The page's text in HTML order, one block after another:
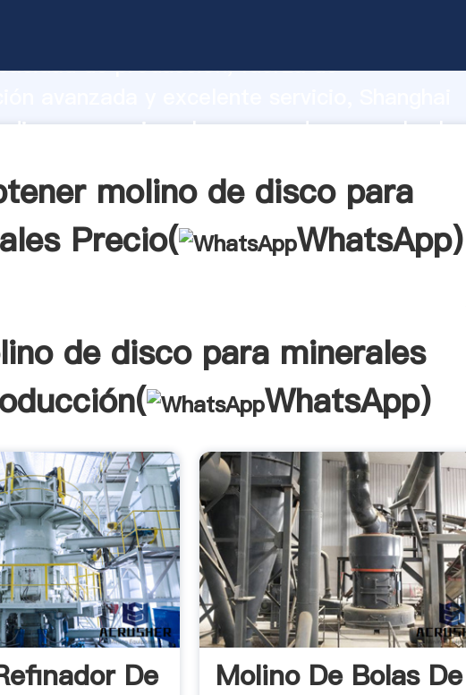
de producción, fuerza de
disco para minerales proveedor crea el valor
molino de disco para
Precio(
WhatsApp)
de disco para minerales
WhatsApp)
De
Molino De Bolas De